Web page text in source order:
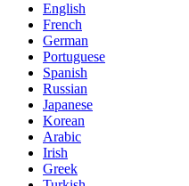
English
French
German
Portuguese
Spanish
Russian
Japanese
Korean
Arabic
Irish
Greek